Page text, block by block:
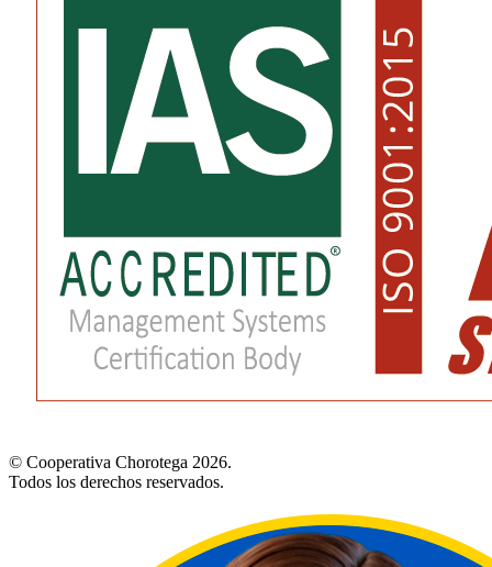
© Cooperativa Chorotega 2026.
Todos los derechos reservados.